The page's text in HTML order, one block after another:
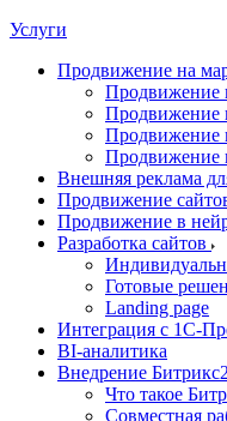
Услуги
Продвижение на
Продвижение
Продвижение
Продвижение
Продвижение
Внешняя реклама
Продвижение
Продвижение в
Разработка сайтов
Готовые
Landing page
Интеграция с 1С-
BI-аналитика
Внедрение
Что такое
Совместная